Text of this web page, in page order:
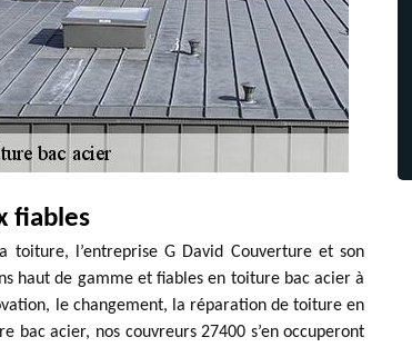
fiables
toiture, l’entreprise G David Couverture et son
haut de gamme et fiables en toiture bac acier à
le changement, la réparation de toiture en
acier, nos couvreurs 27400 s’en occuperont